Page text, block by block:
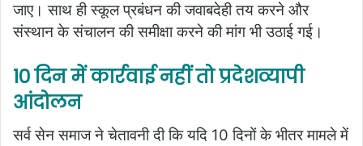
जाए। साथ ही स्कूल प्रबंधन की जवाबदेही तय करने और
संस्थान के संचालन की समीक्षा करने की मांग भी उठाई गई।
10 दिन में कार्रवाई नहीं तो प्रदेशव्यापी
आंदोलन
सर्व सेन समाज ने चेतावनी दी कि यदि 10 दिनों के भीतर मामले में